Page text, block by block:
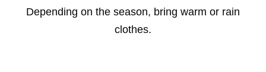
Depending on the season, bring warm or rain
clothes.